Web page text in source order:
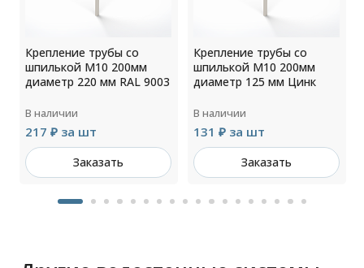
Крепление трубы со
шпилькой М10 200мм
диаметр 220 мм RAL 9003
В наличии
217 ₽ за шт
Заказать
Крепление трубы со
шпилькой М10 200мм
диаметр 125 мм Цинк
В наличии
131 ₽ за шт
Заказать